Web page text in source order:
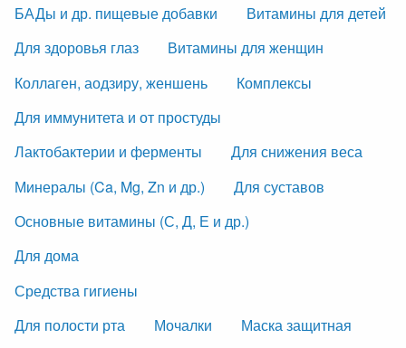
БАДы и др. пищевые добавки
Витамины для детей
Для здоровья глаз
Витамины для женщин
Коллаген, аодзиру, женшень
Комплексы
Для иммунитета и от простуды
Лактобактерии и ферменты
Для снижения веса
Минералы (Ca, Mg, Zn и др.)
Для суставов
Основные витамины (С, Д, Е и др.)
Для дома
Средства гигиены
Для полости рта
Мочалки
Маска защитная